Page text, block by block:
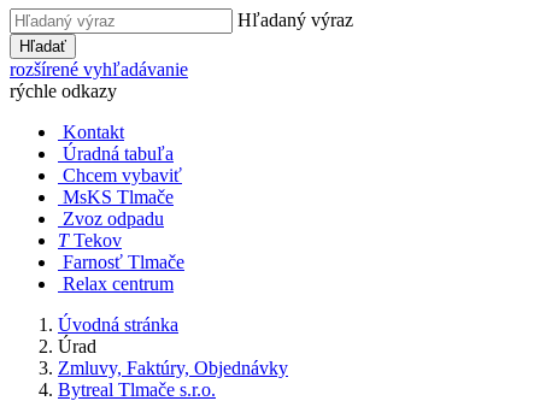
Hľadaný výraz
Hľadať
rozšírené vyhľadávanie
rýchle odkazy
Kontakt
Úradná tabuľa
Chcem vybaviť
MsKS Tlmače
Zvoz odpadu
T Tekov
Farnosť Tlmače
Relax centrum
Úvodná stránka
Úrad
Zmluvy, Faktúry, Objednávky
Bytreal Tlmače s.r.o.